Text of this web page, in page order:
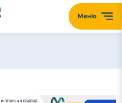
Меню